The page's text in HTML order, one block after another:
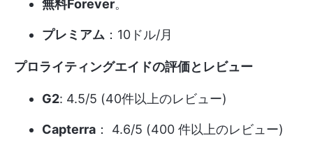
無料Forever。
プレミアム ：10ドル/月
プロライティングエイドの評価とレビュー
G2: 4.5/5 (40件以上のレビュー)
Capterra ： 4.6/5 (400 件以上のレビュー)